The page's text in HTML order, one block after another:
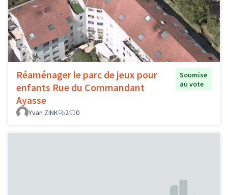
Réaménager le parc de jeux pour
enfants Rue du Commandant
Ayasse
Soumise
au vote
Yvan ZINK 2 0